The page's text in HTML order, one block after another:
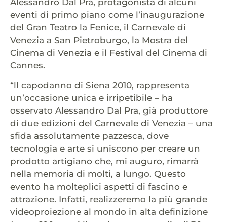
Alessandro Dal Pra, protagonista di alcuni
eventi di primo piano come l’inaugurazione
del Gran Teatro la Fenice, il Carnevale di
Venezia a San Pietroburgo, la Mostra del
Cinema di Venezia e il Festival del Cinema di
Cannes.
“ll capodanno di Siena 2010, rappresenta
un’occasione unica e irripetibile – ha
osservato Alessandro Dal Pra, già produttore
di due edizioni del Carnevale di Venezia – una
sfida assolutamente pazzesca, dove
tecnologia e arte si uniscono per creare un
prodotto artigiano che, mi auguro, rimarrà
nella memoria di molti, a lungo. Questo
evento ha molteplici aspetti di fascino e
attrazione. Infatti, realizzeremo la più grande
videoproiezione al mondo in alta definizione